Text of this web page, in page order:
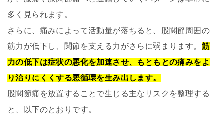
多く見られます。
さらに、痛みによって活動量が落ちると、股関節周囲の
筋力が低下し、関節を支える力がさらに弱まります。 筋
力の低下は症状の悪化を加速させ、もともとの痛みをよ
り治りにくくする悪循環を生み出します。
股関節痛を放置することで生じる主なリスクを整理する
と、以下のとおりです。